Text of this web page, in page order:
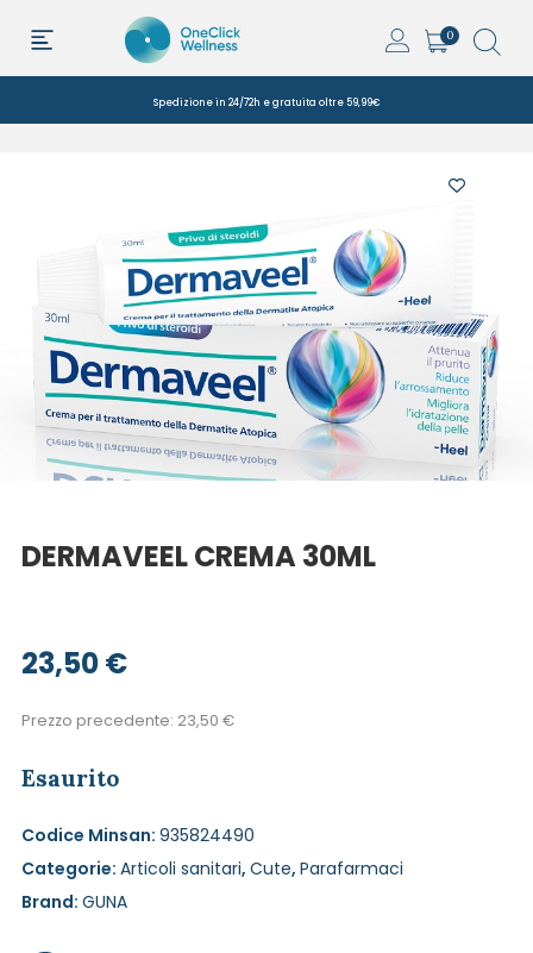
0
Spedizione in 24/72h e gratuita oltre 59,99€
DERMAVEEL CREMA 30ML
23,50€
Prezzo precedente: 23,50 €
Esaurito
Codice Minsan: 935824490
Categorie: Articoli sanitari, Cute, Parafarmaci
Brand: GUNA